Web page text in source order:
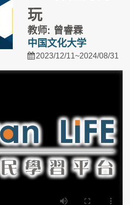
玩
教师: 曾睿霖
中国文化大学
2023/12/11~2024/08/31